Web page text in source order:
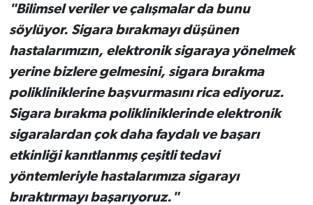
"Bilimsel veriler ve çalışmalar da bunu
söylüyor. Sigara bırakmayı düşünen
hastalarımızın, elektronik sigaraya yönelmek
yerine bizlere gelmesini, sigara bırakma
polikliniklerine başvurmasını rica ediyoruz.
Sigara bırakma polikliniklerinde elektronik
sigaralardan çok daha faydalı ve başarı
etkinliği kanıtlanmış çeşitli tedavi
yöntemleriyle hastalarımıza sigarayı
bıraktırmayı başarıyoruz."